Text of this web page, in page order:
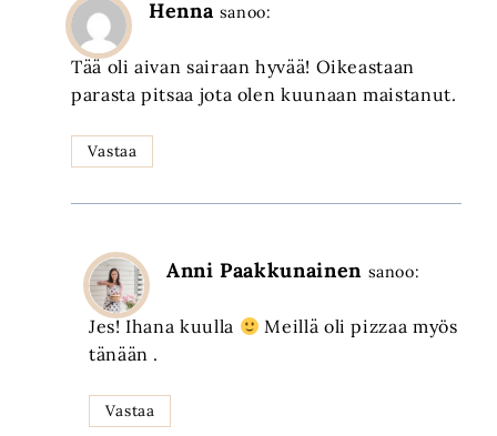
Henna sanoo:
Tää oli aivan sairaan hyvää! Oikeastaan
parasta pitsaa jota olen kuunaan maistanut.
Vastaa
Anni Paakkunainen sanoo:
Jes! Ihana kuulla
Meillä oli pizzaa myös
tänään .
Vastaa